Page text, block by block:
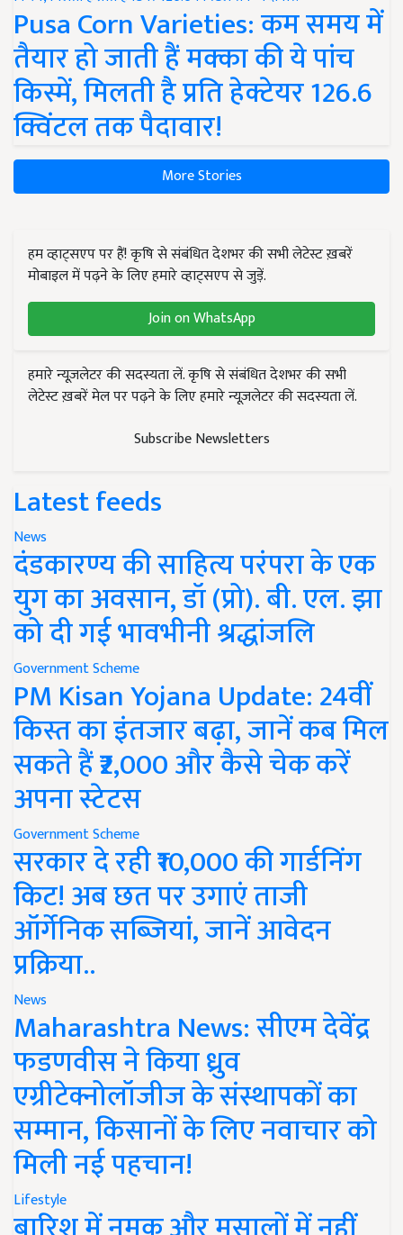
Pusa Corn Varieties: कम समय में
तैयार हो जाती हैं मक्का की ये पांच
किस्में, मिलती है प्रति हेक्टेयर 126.6
क्विंटल तक पैदावार!
More Stories
हम व्हाट्सएप पर हैं! कृषि से संबंधित देशभर की सभी लेटेस्ट ख़बरें
मोबाइल में पढ़ने के लिए हमारे व्हाट्सएप से जुड़ें.
Join on WhatsApp
हमारे न्यूज़लेटर की सदस्यता लें. कृषि से संबंधित देशभर की सभी
लेटेस्ट ख़बरें मेल पर पढ़ने के लिए हमारे न्यूज़लेटर की सदस्यता लें.
Subscribe Newsletters
Latest feeds
News
दंडकारण्य की साहित्य परंपरा के एक
युग का अवसान, डॉ (प्रो). बी. एल. झा
को दी गई भावभीनी श्रद्धांजलि
Government Scheme
PM Kisan Yojana Update: 24वीं
किस्त का इंतजार बढ़ा, जानें कब मिल
सकते हैं ₹2,000 और कैसे चेक करें
अपना स्टेटस
Government Scheme
सरकार दे रही ₹10,000 की गार्डनिंग
किट! अब छत पर उगाएं ताजी
ऑर्गेनिक सब्जियां, जानें आवेदन
प्रक्रिया..
News
Maharashtra News: सीएम देवेंद्र
फडणवीस ने किया ध्रुव
एग्रीटेक्नोलॉजीज के संस्थापकों का
सम्मान, किसानों के लिए नवाचार को
मिली नई पहचान!
Lifestyle